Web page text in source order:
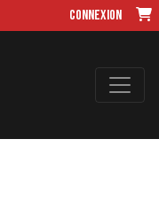
Connexion